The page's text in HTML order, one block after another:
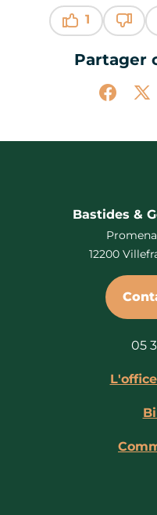
1
Partager
Bastides &
12200
05